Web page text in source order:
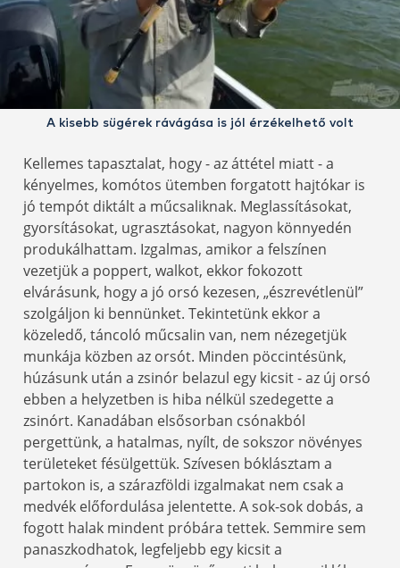
A kisebb sügérek rávágása is jól érzékelhető volt
Kellemes tapasztalat, hogy - az áttétel miatt - a
kényelmes, komótos ütemben forgatott hajtókar is
jó tempót diktált a műcsaliknak. Meglassításokat,
gyorsításokat, ugrasztásokat, nagyon könnyedén
produkálhattam. Izgalmas, amikor a felszínen
vezetjük a poppert, walkot, ekkor fokozott
elvárásunk, hogy a jó orsó kezesen, „észrevétlenül”
szolgáljon ki bennünket. Tekintetünk ekkor a
közeledő, táncoló műcsalin van, nem nézegetjük
munkája közben az orsót. Minden pöccintésünk,
húzásunk után a zsinór belazul egy kicsit - az új orsó
ebben a helyzetben is hiba nélkül szedegette a
zsinórt. Kanadában elsősorban csónakból
pergettünk, a hatalmas, nyílt, de sokszor növényes
területeket fésülgettük. Szívesen bóklásztam a
partokon is, a szárazföldi izgalmakat nem csak a
medvék előfordulása jelentette. A sok-sok dobás, a
fogott halak mindent próbára tettek. Semmire sem
panaszkodhatok, legfeljebb egy kicsit a